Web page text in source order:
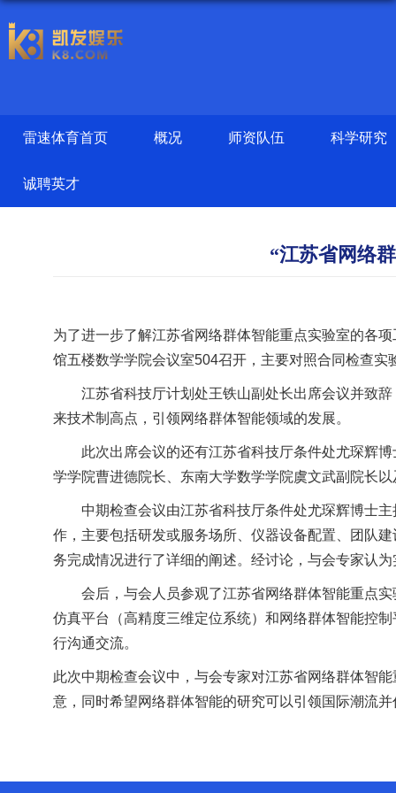
雷速体育首页 概况 师资队伍 科学研究
诚聘英才
“江苏省网络
为了进一步了解江苏省网络群体智能重点实验室的各
馆五楼数学学院会议室504召开，主要对照合同检查实
江苏省科技厅计划处王铁山副处长出席会议并致
来技术制高点，引领网络群体智能领域的发展。
此次出席会议的还有江苏省科技厅条件处尤琛辉
学学院曹进德院长、东南大学数学学院虞文武副院长
中期检查会议由江苏省科技厅条件处尤琛辉博士主
作，主要包括研发或服务场所、仪器设备配置、团队
务完成情况进行了详细的阐述。经讨论，与会专家认
会后，与会人员参观了江苏省网络群体智能重点
仿真平台（高精度三维定位系统）和网络群体智能控
行沟通交流。
此次中期检查会议中，与会专家对江苏省网络群体智
意，同时希望网络群体智能的研究可以引领国际潮流